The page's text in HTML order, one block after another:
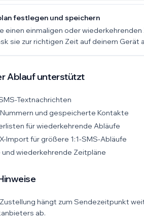
festlegen und speichern
einen einmaligen oder
sie zur richtigen Zeit auf deinem Gerät
Ablauf unterstützt
Textnachrichten
und gespeicherte Kontakte
für wiederkehrende Abläufe
Import für größere 1:1-SMS-Abläufe
und wiederkehrende Zeitpläne
hängt zum Sendezeitpunkt
ab.